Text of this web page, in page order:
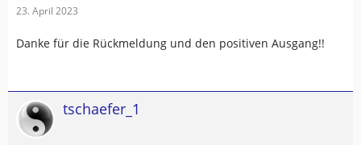
23. April 2023
Danke für die Rückmeldung und den positiven Ausgang!!
tschaefer_1